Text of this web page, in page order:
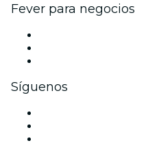
Fever para negocios
Síguenos